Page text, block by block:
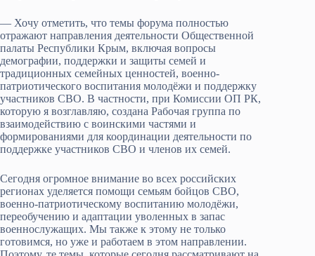
— Хочу отметить, что темы форума полностью
отражают направления деятельности Общественной
палаты Республики Крым, включая вопросы
демографии, поддержки и защиты семей и
традиционных семейных ценностей, военно-
патриотического воспитания молодёжи и поддержку
участников СВО. В частности, при Комиссии ОП РК,
которую я возглавляю, создана Рабочая группа по
взаимодействию с воинскими частями и
формированиями для координации деятельности по
поддержке участников СВО и членов их семей.
Сегодня огромное внимание во всех российских
регионах уделяется помощи семьям бойцов СВО,
военно-патриотическому воспитанию молодёжи,
переобучению и адаптации уволенных в запас
военнослужащих. Мы также к этому не только
готовимся, но уже и работаем в этом направлении.